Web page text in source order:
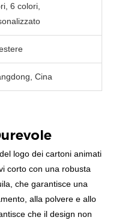
6 colori,
Cina
logo dei cartoni animati
corto con una robusta
che garantisce una
alla polvere e allo
che il design non